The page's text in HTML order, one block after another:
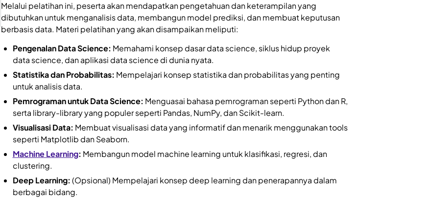
Melalui pelatihan ini, peserta akan mendapatkan pengetahuan dan keterampilan yang
dibutuhkan untuk menganalisis data, membangun model prediksi, dan membuat keputusan
berbasis data. Materi pelatihan yang akan disampaikan meliputi:
Pengenalan Data Science: Memahami konsep dasar data science, siklus hidup proyek
data science, dan aplikasi data science di dunia nyata.
Statistika dan Probabilitas: Mempelajari konsep statistika dan probabilitas yang penting
untuk analisis data.
Pemrograman untuk Data Science: Menguasai bahasa pemrograman seperti Python dan R,
serta library-library yang populer seperti Pandas, NumPy, dan Scikit-learn.
Visualisasi Data: Membuat visualisasi data yang informatif dan menarik menggunakan tools
seperti Matplotlib dan Seaborn.
Machine Learning: Membangun model machine learning untuk klasifikasi, regresi, dan
clustering.
Deep Learning: (Opsional) Mempelajari konsep deep learning dan penerapannya dalam
berbagai bidang.